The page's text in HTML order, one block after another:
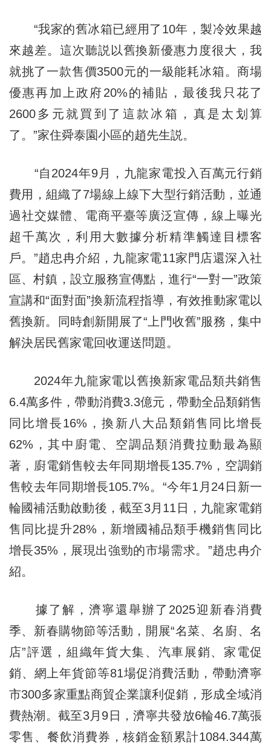
“我家的舊冰箱已經用了10年，製冷效果越
來越差。這次聽説以舊換新優惠力度很大，我
就挑了一款售價3500元的一級能耗冰箱。商場
優惠再加上政府20%的補貼，最後我只花了
2600多元就買到了這款冰箱，真是太划算
了。”家住舜泰園小區的趙先生説。
“自2024年9月，九龍家電投入百萬元行銷
費用，組織了7場線上線下大型行銷活動，並通
過社交媒體、電商平臺等廣泛宣傳，線上曝光
超千萬次，利用大數據分析精準觸達目標客
戶。”趙忠冉介紹，九龍家電11家門店還深入社
區、村鎮，設立服務宣傳點，進行“一對一”政策
宣講和“面對面”換新流程指導，有效推動家電以
舊換新。同時創新開展了“上門收舊”服務，集中
解決居民舊家電回收運送問題。
2024年九龍家電以舊換新家電品類共銷售
6.4萬多件，帶動消費3.3億元，帶動全品類銷售
同比增長16%，換新八大品類銷售同比增長
62%，其中廚電、空調品類消費拉動最為顯
著，廚電銷售較去年同期增長135.7%，空調銷
售較去年同期增長105.7%。“今年1月24日新一
輪國補活動啟動後，截至3月11日，九龍家電銷
售同比提升28%，新增國補品類手機銷售同比
增長35%，展現出強勁的市場需求。”趙忠冉介
紹。
據了解，濟寧還舉辦了2025迎新春消費
季、新春購物節等活動，開展“名菜、名廚、名
店”評選，組織年貨大集、汽車展銷、家電促
銷、網上年貨節等81場促消費活動，帶動濟寧
市300多家重點商貿企業讓利促銷，形成全域消
費熱潮。截至3月9日，濟寧共發放6輪46.7萬張
零售、餐飲消費券，核銷金額累計1084.344萬